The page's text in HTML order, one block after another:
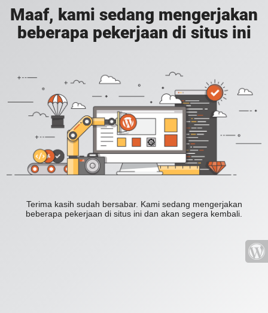
Maaf, kami sedang mengerjakan
beberapa pekerjaan di situs ini
Terima kasih sudah bersabar. Kami sedang mengerjakan
beberapa pekerjaan di situs ini dan akan segera kembali.